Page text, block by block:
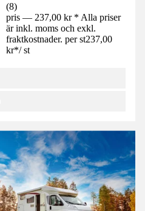
(8)
pris — 237,00 kr * Alla priser
är inkl. moms och exkl.
fraktkostnader. per st237,00
kr*/ st